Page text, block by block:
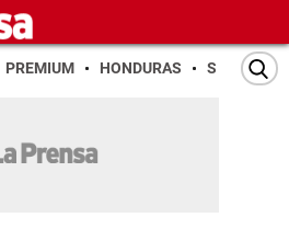
PREMIUM HONDURAS SAN PEDRO